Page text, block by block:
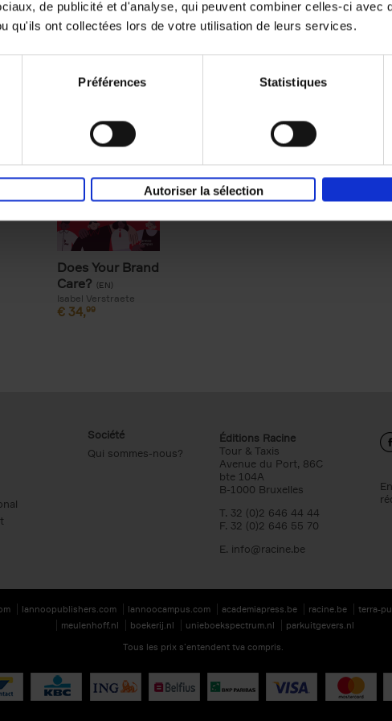
de publicité et d'analyse, qui peuvent combiner celles-ci avec
qu'ils ont collectées lors de votre utilisation de leurs services.
Préférences Statistiques
Autoriser la sélection
Du même auteur
Does Your Brand
Care?
(EN)
Isabel Verstraete
€ 34,99
Société
Qui sommes-nous?
Éditions Racine
Tour & Taxis
Avenue du Port, 86C
bte 104A
B-1000 Bruxelles
T. 32 (0)2 646 44 44
F. 32 (0)2 646 55 70
E. info@racine.be
lannoopublishers.com lannoocampus.com academiapress.be racine.be
terra-
meulenhoff.nl
boekerij.nl unieboekspectrum.nl
parkuitgevers.nl
Tous les prix s’entendent tva compris.